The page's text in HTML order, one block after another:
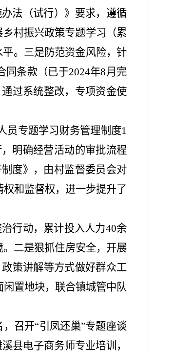
法（试行）》要求，遵循
村振兴政策专题学习（累
。三是防范资金风险，针
同条款（已于2024年8月完
过系统整改，专项资金使
员专题学习财务管理制度1
明确经营活动的审批流程
度》 ，由村监督委员会对
和监督权，进一步提升了
行动，累计投入人力40余
二是狠抓住房安全，开展
策讲解等方式做好群众工
置地块，联合镇城管中队
，召开“引凤还巢”专题座谈
县电子商务师专业培训，